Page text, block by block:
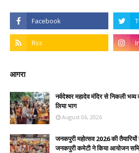
आगरा
नर्वदेश्वर महादेव मंदिर से निकली
लिया भाग
August 06, 2026
जनकपुरी महोत्सव 2026 की तैयारियों
जनकपुरी कमेटी ने किया आयोजन